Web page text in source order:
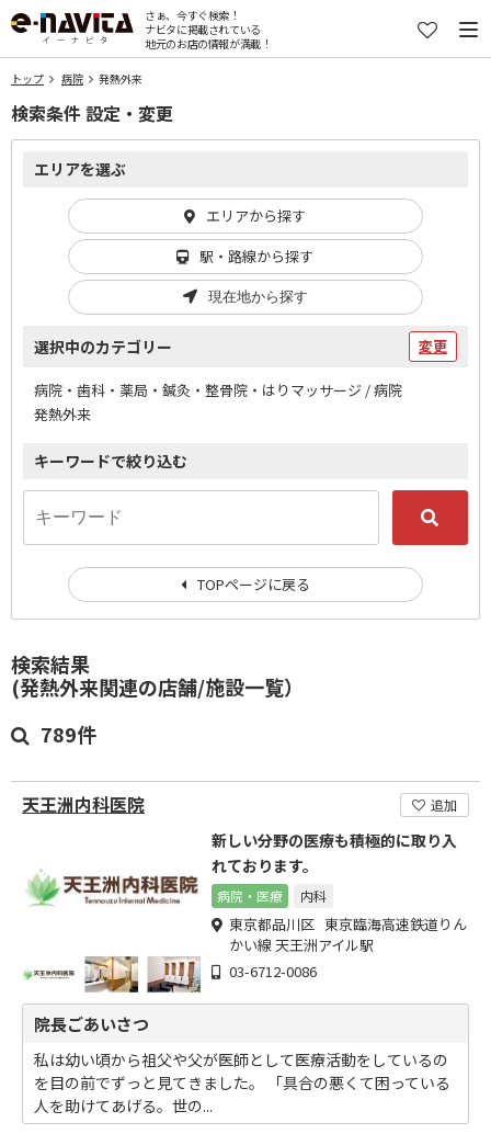
さぁ、今すぐ検索！
ナビタに掲載されている
地元のお店の情報が満載！
トップ 病院 発熱外来
検索結果
(発熱外来関連の店舗/施設一覧）
789件
天王洲内科医院 追加
新しい分野の医療も積極的に取り入
れております。
病院・医療 内科
東京都品川区 東京臨海高速鉄道りん
かい線 天王洲アイル駅
03-6712-0086
院長ごあいさつ
私は幼い頃から祖父や父が医師として医療活動をしているの
を目の前でずっと見てきました。 「具合の悪くて困っている
人を助けてあげる。世の...
検索条件 設定・変更
エリアを選ぶ
エリアから探す
駅・路線から探す
現在地から探す
選択中のカテゴリー 変更
病院・歯科・薬局・鍼灸・整骨院・はりマッサージ / 病院
発熱外来
キーワードで絞り込む
TOPページに戻る